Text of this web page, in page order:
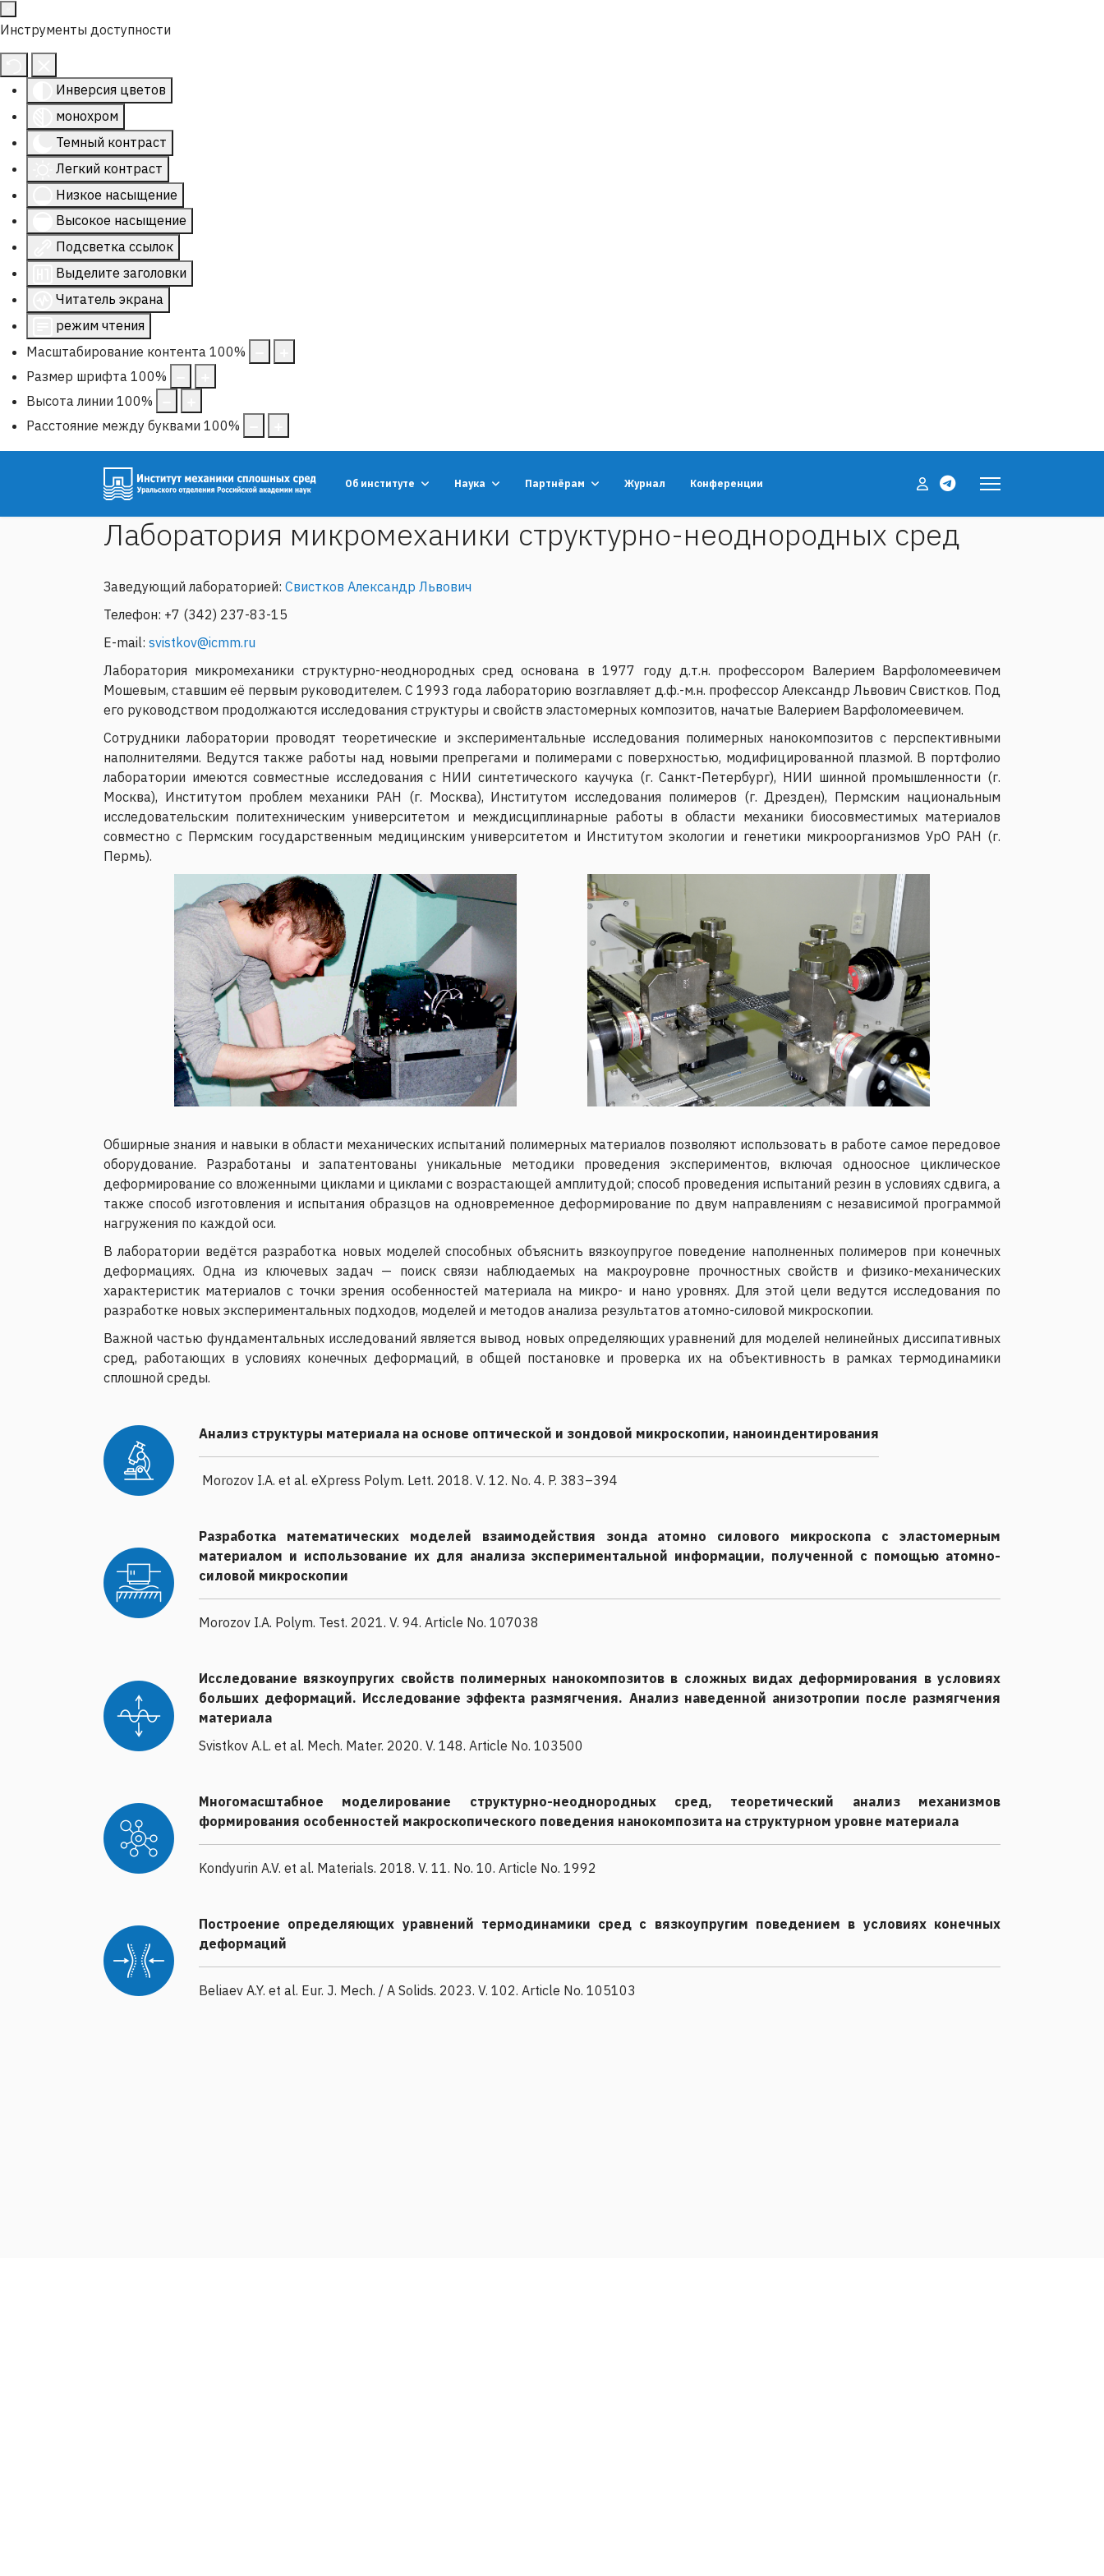
Инструменты доступности
Инверсия цветов
монохром
Темный контраст
Легкий контраст
Низкое насыщение
Высокое насыщение
Подсветка ссылок
Выделите заголовки
Читатель экрана
режим чтения
Масштабирование контента 100%
Размер шрифта 100%
Высота линии 100%
Расстояние между буквами 100%
Об институте Наука Партнёрам Журнал Конференции
Лаборатория микромеханики структурно-неоднородных сред
Заведующий лабораторией: Свистков Александр Львович
Телефон: +7 (342) 237-83-15
E-mail: svistkov@icmm.ru
Лаборатория микромеханики структурно-неоднородных сред основана в 1977 году д.т.н. профессором Валерием Варфоломеевичем
Мошевым, ставшим её первым руководителем. С 1993 года лабораторию возглавляет д.ф.-м.н. профессор Александр Львович Свистков. Под
его руководством продолжаются исследования структуры и свойств эластомерных композитов, начатые Валерием Варфоломеевичем.
Сотрудники лаборатории проводят теоретические и экспериментальные исследования полимерных нанокомпозитов с перспективными
наполнителями. Ведутся также работы над новыми препрегами и полимерами с поверхностью, модифицированной плазмой. В портфолио
лаборатории имеются совместные исследования с НИИ синтетического каучука (г. Санкт-Петербург), НИИ шинной промышленности (г.
Москва), Институтом проблем механики РАН (г. Москва), Институтом исследования полимеров (г. Дрезден), Пермским национальным
исследовательским политехническим университетом и междисциплинарные работы в области механики биосовместимых материалов
совместно с Пермским государственным медицинским университетом и Институтом экологии и генетики микроорганизмов УрО РАН (г.
Пермь).
Обширные знания и навыки в области механических испытаний полимерных материалов позволяют использовать в работе самое передовое
оборудование. Разработаны и запатентованы уникальные методики проведения экспериментов, включая одноосное циклическое
деформирование со вложенными циклами и циклами с возрастающей амплитудой; способ проведения испытаний резин в условиях сдвига, а
также способ изготовления и испытания образцов на одновременное деформирование по двум направлениям с независимой программой
нагружения по каждой оси.
В лаборатории ведётся разработка новых моделей способных объяснить вязкоупругое поведение наполненных полимеров при конечных
деформациях. Одна из ключевых задач — поиск связи наблюдаемых на макроуровне прочностных свойств и физико-механических
характеристик материалов с точки зрения особенностей материала на микро- и нано уровнях. Для этой цели ведутся исследования по
разработке новых экспериментальных подходов, моделей и методов анализа результатов атомно-силовой микроскопии.
Важной частью фундаментальных исследований является вывод новых определяющих уравнений для моделей нелинейных диссипативных
сред, работающих в условиях конечных деформаций, в общей постановке и проверка их на объективность в рамках термодинамики
сплошной среды.
Анализ структуры материала на основе оптической и зондовой микроскопии, наноиндентирования
Morozov I.A. et al. eXpress Polym. Lett. 2018. V. 12. No. 4. P. 383–394
Разработка математических моделей взаимодействия зонда атомно силового микроскопа с эластомерным
материалом и использование их для анализа экспериментальной информации, полученной с помощью атомно-
силовой микроскопии
Morozov I.A. Polym. Test. 2021. V. 94. Article No. 107038
Исследование вязкоупругих свойств полимерных нанокомпозитов в сложных видах деформирования в условиях
больших деформаций. Исследование эффекта размягчения. Анализ наведенной анизотропии после размягчения
материала
Svistkov A.L. et al. Mech. Mater. 2020. V. 148. Article No. 103500
Многомасштабное моделирование структурно-неоднородных сред, теоретический анализ механизмов
формирования особенностей макроскопического поведения нанокомпозита на структурном уровне материала
Kondyurin A.V. et al. Materials. 2018. V. 11. No. 10. Article No. 1992
Построение определяющих уравнений термодинамики сред с вязкоупругим поведением в условиях конечных
деформаций
Beliaev A.Y. et al. Eur. J. Mech. / A Solids. 2023. V. 102. Article No. 105103